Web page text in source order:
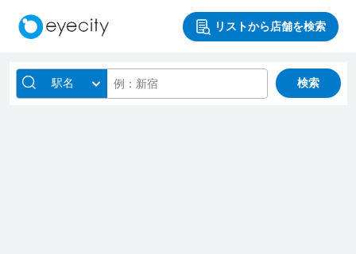
リストから店舗を検索
駅名 検索